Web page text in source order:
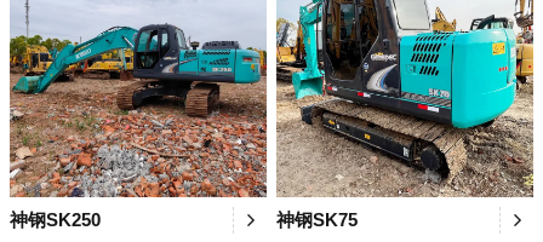
神钢SK250 神钢SK75